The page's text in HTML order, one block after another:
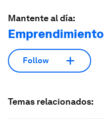
Mantente al día:
Emprendimiento
Follow
Temas relacionados: